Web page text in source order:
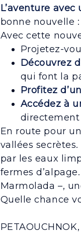
L’aventure avec
bonne nouvelle
Avec cette
Projetez-
Découvrez
qui font la
Profitez
Accédez à
directement
En route pour
vallées
par les eaux
fermes
Marmolada –,
Quelle chance